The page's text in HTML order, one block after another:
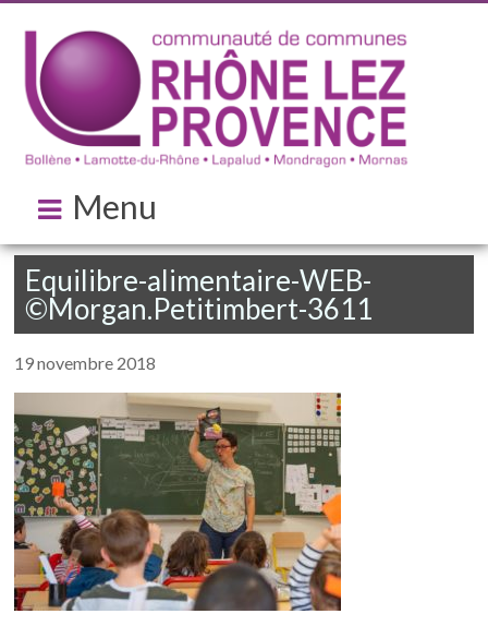
Menu
Equilibre-alimentaire-WEB-
©Morgan.Petitimbert-3611
19 novembre 2018